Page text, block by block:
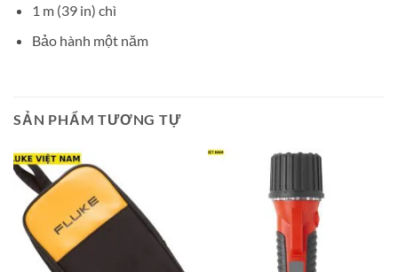
1 m (39 in) chì
Bảo hành một năm
SẢN PHẨM TƯƠNG TỰ